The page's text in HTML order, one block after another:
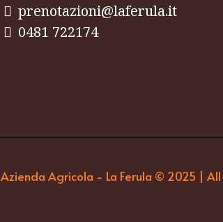
prenotazioni@laferula.it
0481 722174
Azienda Agricola - La Ferula © 2025 |